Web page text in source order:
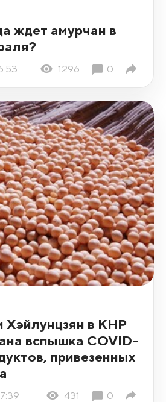
ждет амурчан в
1296 0
Хэйлунцзян в КНР
вспышка COVID-
привезенных
431 0